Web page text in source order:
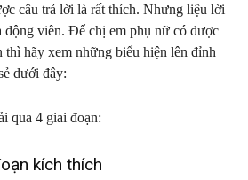
câu trả lời là rất thích. Nhưng liệu lời
động viên. Để chị em phụ nữ có được
thì hãy xem những biểu hiện lên đỉnh
dưới đây:
qua 4 giai đoạn:
kích thích